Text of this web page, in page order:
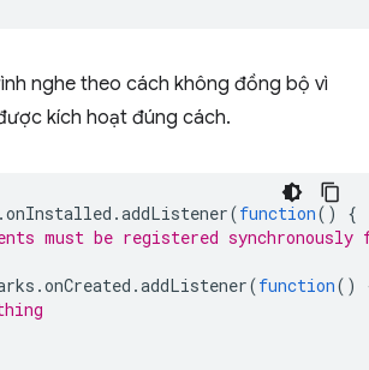
nghe theo cách không đồng bộ vì
kích hoạt đúng cách.
.onInstalled .addListener(function()
{
must be registered
.onCreated .addListener(function()